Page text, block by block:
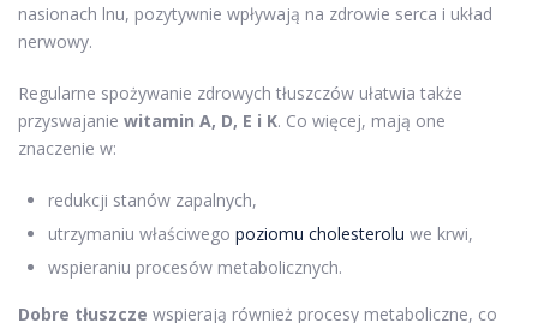
nasionach lnu, pozytywnie wpływają na zdrowie serca i układ
nerwowy.
Regularne spożywanie zdrowych tłuszczów ułatwia także
przyswajanie witamin A, D, E i K. Co więcej, mają one
znaczenie w:
redukcji stanów zapalnych,
utrzymaniu właściwego poziomu cholesterolu we krwi,
wspieraniu procesów metabolicznych.
Dobre tłuszcze wspierają również procesy metaboliczne, co